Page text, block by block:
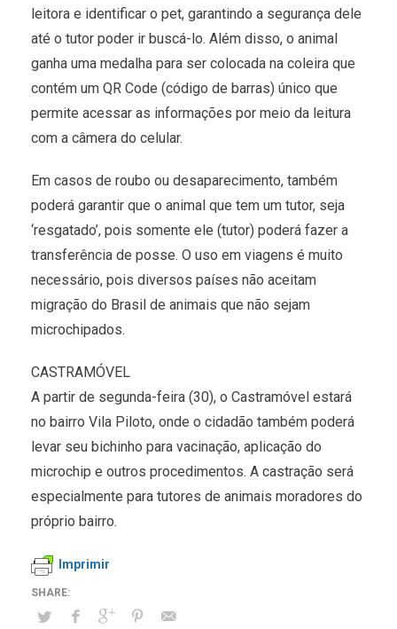
leitora e identificar o pet, garantindo a segurança dele
até o tutor poder ir buscá-lo. Além disso, o animal
ganha uma medalha para ser colocada na coleira que
contém um QR Code (código de barras) único que
permite acessar as informações por meio da leitura
com a câmera do celular.
Em casos de roubo ou desaparecimento, também
poderá garantir que o animal que tem um tutor, seja
‘resgatado’, pois somente ele (tutor) poderá fazer a
transferência de posse. O uso em viagens é muito
necessário, pois diversos países não aceitam
migração do Brasil de animais que não sejam
microchipados.
CASTRAMÓVEL
A partir de segunda-feira (30), o Castramóvel estará
no bairro Vila Piloto, onde o cidadão também poderá
levar seu bichinho para vacinação, aplicação do
microchip e outros procedimentos. A castração será
especialmente para tutores de animais moradores do
próprio bairro.
Imprimir